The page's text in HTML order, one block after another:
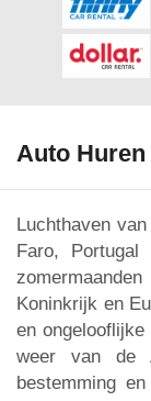
Auto
Luchthaven
Faro,
Koninkrijk en
en
weer van de
bestemming